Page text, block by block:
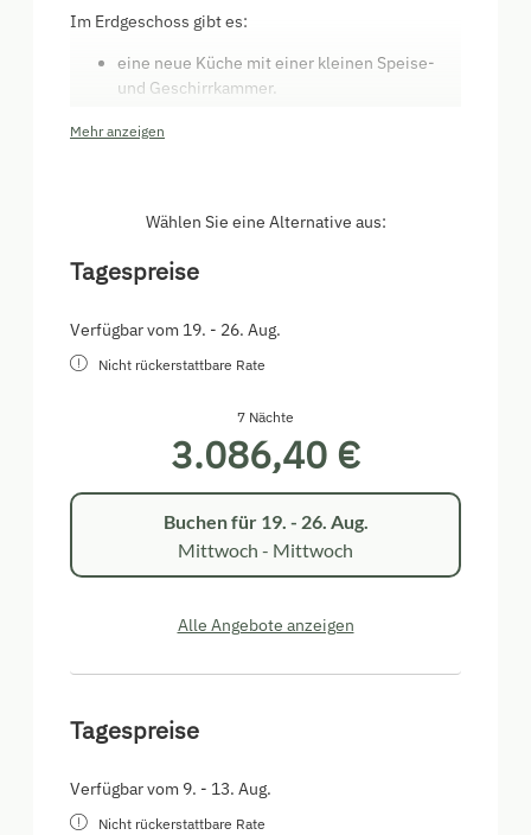
Im Erdgeschoss gibt es:
eine neue Küche mit einer kleinen Speise-
und Geschirrkammer.
funktionierenden Holzherd. Sie dient als
Spielen und Musik.
Bügeltisch, Ersatzbettwäsche usw. …
zudem zwei Vorzimmer und eine
Im Ersten Stock gibt es:
drei Schlafzimmer mit selbst-heizendem
Kachelofen und je zwei Betten.
zwei Badezimmer. Eines mit einer Dusche
und eines mit einer Badewanne.
einen gemütlichen Vorraum der zum lesen
und träumen einlädt.
ein kleines Vorzimmer mit einer Bettbank und
ein originales Holzschlafzimmer aus dem
eine Ikea Ausziehcouch und gemütlichen
Sitzmöglichkeiten. Hier findet sich auch eine
Mehr anzeigen
Wählen Sie eine Alternative aus:
Tagespreise
Verfügbar vom 19. - 26. Aug.
Nicht rückerstattbare Rate
7 Nächte
3.086,40 €
Buchen für 19. - 26. Aug.
Mittwoch - Mittwoch
Alle Angebote anzeigen
Tagespreise
Verfügbar vom 9. - 13. Aug.
Nicht rückerstattbare Rate